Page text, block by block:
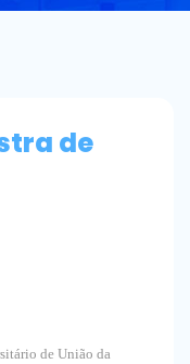
de
de União da